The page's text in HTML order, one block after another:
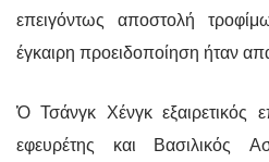
επειγόντως αποστολή
έγκαιρη προειδοποίηση ήταν
Ὁ Τσάνγκ Χένγκ εξαιρετικός
εφευρέτης και Βασιλικός